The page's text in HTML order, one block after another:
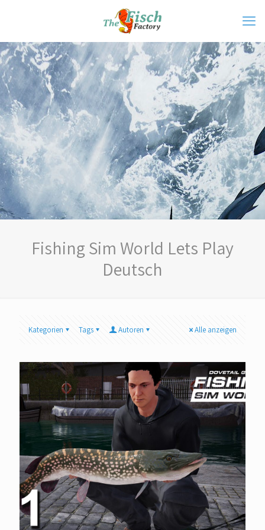
Fishing Sim World Lets Play
Deutsch
Kategorien Tags Autoren Alle anzeigen